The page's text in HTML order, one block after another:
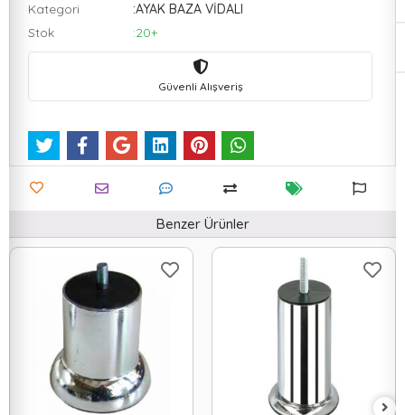
Kategori
:AYAK BAZA VİDALI
Stok
:20+
Güvenli Alışveriş
Benzer Ürünler